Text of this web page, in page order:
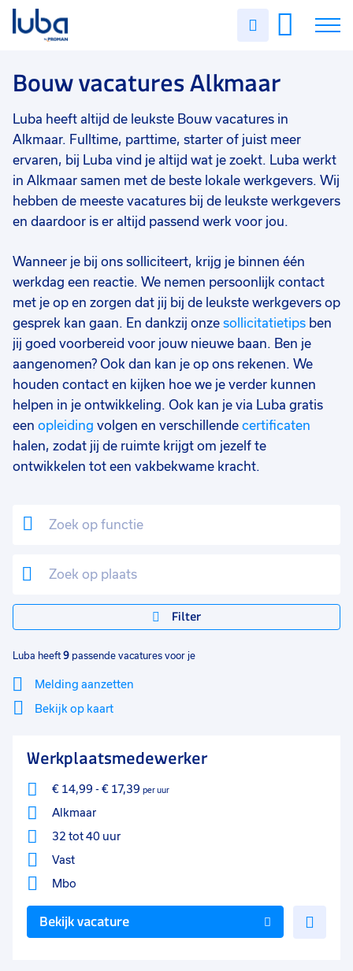
Uren
Vacatures
Over ons
Voor werkgevers
Contact
Bouw vacatures Alkmaar
Luba heeft altijd de leukste Bouw vacatures in
Alkmaar. Fulltime, parttime, starter of juist meer
ervaren, bij Luba vind je altijd wat je zoekt. Luba werkt
in Alkmaar samen met de beste lokale werkgevers. Wij
hebben de meeste vacatures bij de leukste werkgevers
en daardoor is er altijd passend werk voor jou.
Wanneer je bij ons solliciteert, krijg je binnen één
werkdag een reactie. We nemen persoonlijk contact
met je op en zorgen dat jij bij de leukste werkgevers op
gesprek kan gaan. En dankzij onze sollicitatietips ben
jij goed voorbereid voor jouw nieuwe baan. Ben je
aangenomen? Ook dan kan je op ons rekenen. We
houden contact en kijken hoe we je verder kunnen
helpen in je ontwikkeling. Ook kan je via Luba gratis
een opleiding volgen en verschillende certificaten
halen, zodat jij de ruimte krijgt om jezelf te
ontwikkelen tot een vakbekwame kracht.
Filter
Filter vacatures
Vakgebied 0
Bouw
Opleidingsniveau
Hbo 1
Havo
Vwo 1
WO 1
Soort contract 0
Uitzicht op vast
Detacheren 6
Uren per week 0
37 - 40+ uur 9
25 - 32 uur 3
Luba heeft 9 passende vacatures voor je
Melding aanzetten
Bekijk op kaart
Filter
Sluiten
Werkplaatsmedewerker
€ 14,99 - € 17,39 per uur
Alkmaar
32 tot 40 uur
Vast
Mbo
Bekijk vacature